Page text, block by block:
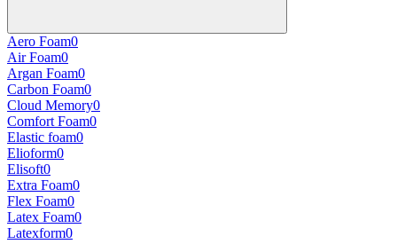
Aero Foam0
Air Foam0
Argan Foam0
Carbon Foam0
Cloud Memory0
Comfort Foam0
Elastic foam0
Elioform0
Elisoft0
Extra Foam0
Flex Foam0
Latex Foam0
Latexform0